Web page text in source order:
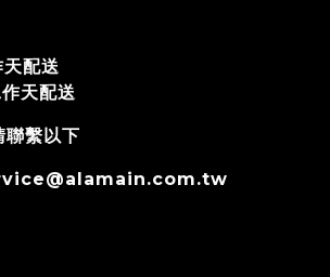
配送
天配送
聯繫以下